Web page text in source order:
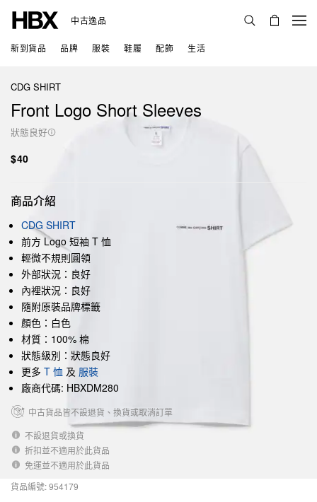
中古逸品
新到貨品 品牌 服裝 鞋履 配飾 生活
CDG SHIRT
Front Logo Short Sleeves
狀態良好
$40
商品介紹
CDG SHIRT
前方 Logo 短袖 T 恤
輕微不規則圓領
外部狀況：良好
內裡狀況：良好
隨附原裝品牌標籤
顏色：白色
材質：100% 棉
狀態級別：狀態良好
更多 T 恤 及 服裝
廠商代碼: HBXDM280
中古貨品皆不設退貨、換貨或取消訂單
不設退貨或換貨
折扣並不適用於此貨品
免運並不適用於此貨品
貨品編號: 954179